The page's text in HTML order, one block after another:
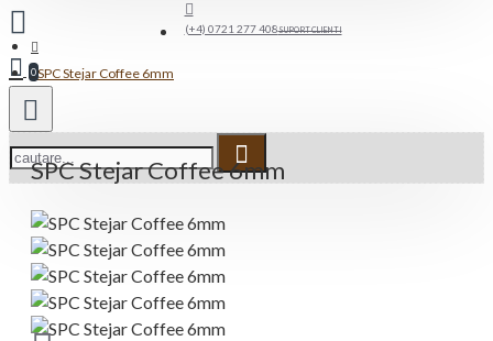
(+4) 0721 277 408SUPORT CLIENTI
0SPC Stejar Coffee 6mm
SPC Stejar Coffee 6mm